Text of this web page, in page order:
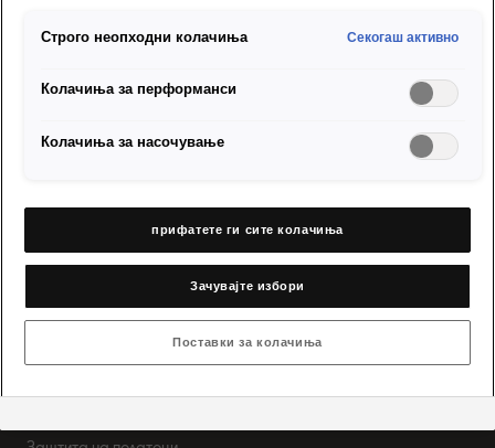
приспособено кон вашите лични потреби.
Кон SEAT.com
Строго неопходни колачиња Секогаш активно
Колачиња за перформанси
Колачиња за насочување
прифатете ги сите колачиња
Зачувајте избори
Поставки за колачиња